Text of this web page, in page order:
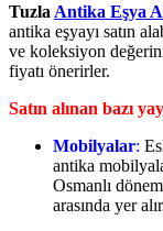
Tuzla Antika Eşya
antika eşyayı satın
ve koleksiyon
fiyatı önerirler.
Satın alınan bazı
Mobilyalar:
antika
Osmanlı
arasında yer